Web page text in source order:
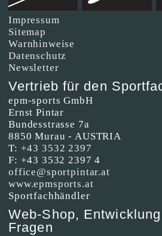
Impressum
Sitemap
Warnhinweise
Datenschutz
Newsletter
Vertrieb für den
epm-sports GmbH
Ernst Pintar
Bundesstrasse 7a
8850 Murau - AUSTRIA
T: +43 3532 2397
F: +43 3532 2397 4
office@sportpintar.at
www.epmsports.at
Sportfachhändler
Web-Shop,
Fragen